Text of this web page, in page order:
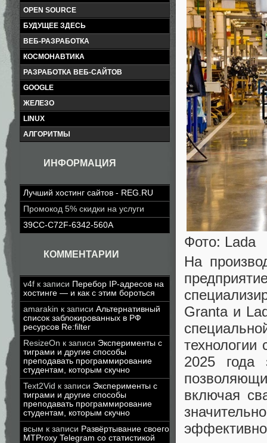
OPEN SOURCE
БУДУЩЕЕ ЗДЕСЬ
ВЕБ-РАЗРАБОТКА
КОСМОНАВТИКА
РАЗРАБОТКА ВЕБ-САЙТОВ
GOOGLE
ЖЕЛЕЗО
LINUX
АЛГОРИТМЫ
ИНФОРМАЦИЯ
Лучший хостинг сайтов - REG.RU
Промокод 5% скидки на услуги
39CC-C72F-6342-560A
КОММЕНТАРИИ
v4f к записи Перебор IP-адресов на
хостинге — и как с этим бороться
amarakin к записи Альтернативный
список заблокированных в РФ
ресурсов Re:filter
ResizeOn к записи Эксперименты с
тиграми и другие способы
преподавать программирование
студентам, которым скучно
Text2Vid к записи Эксперименты с
тиграми и другие способы
преподавать программирование
студентам, которым скучно
всым к записи Развёртывание своего
MTProxy Telegram со статистикой
Фото: Lada
На
Granta и
технологии
2025 года
включая